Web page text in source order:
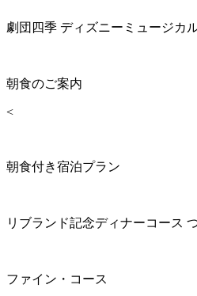
劇団四季 ディズニーミュージカ
朝食のご案内
<
朝食付き宿泊プラン
リブランド記念ディナーコース
ファイン・コース